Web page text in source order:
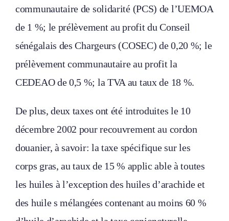
communautaire de solidarité (PCS) de l’UEMOA
de 1 %; le prélèvement au profit du Conseil
sénégalais des Chargeurs (COSEC) de 0,20 %; le
prélèvement communautaire au profit la
CEDEAO de 0,5 %; la TVA au taux de 18 %.
De plus, deux taxes ont été introduites le 10
décembre 2002 pour recouvrement au cordon
douanier, à savoir: la taxe spécifique sur les
corps gras, au taux de 15 % applic able à toutes
les huiles à l’exception des huiles d’arachide et
des huile s mélangées contenant au moins 60 %